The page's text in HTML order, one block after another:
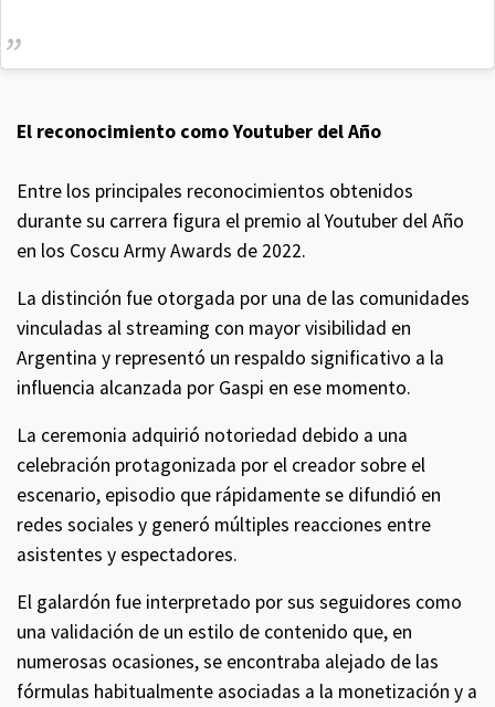
El reconocimiento como Youtuber del Año
Entre los principales reconocimientos obtenidos
durante su carrera figura el premio al Youtuber del Año
en los Coscu Army Awards de 2022.
La distinción fue otorgada por una de las comunidades
vinculadas al streaming con mayor visibilidad en
Argentina y representó un respaldo significativo a la
influencia alcanzada por Gaspi en ese momento.
La ceremonia adquirió notoriedad debido a una
celebración protagonizada por el creador sobre el
escenario, episodio que rápidamente se difundió en
redes sociales y generó múltiples reacciones entre
asistentes y espectadores.
El galardón fue interpretado por sus seguidores como
una validación de un estilo de contenido que, en
numerosas ocasiones, se encontraba alejado de las
fórmulas habitualmente asociadas a la monetización y a